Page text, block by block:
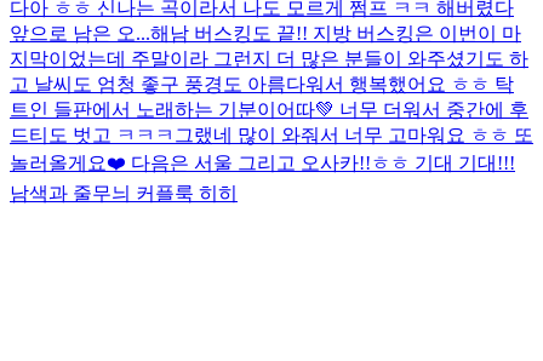
다아 ㅎㅎ 신나는 곡이라서 나도 모르게 쩜프 ㅋㅋ 해버렸다
앞으로 남은 오...해남 버스킹도 끝!! 지방 버스킹은 이번이 마
지막이었는데 주말이라 그런지 더 많은 분들이 와주셨기도 하
고 날씨도 엄청 좋구 풍경도 아름다워서 행복했어요 ㅎㅎ 탁
트인 들판에서 노래하는 기분이어따💚 너무 더워서 중간에 후
드티도 벗고 ㅋㅋㅋ그랬네 많이 와줘서 너무 고마워요 ㅎㅎ 또
놀러올게요❤️ 다음은 서울 그리고 오사카!!ㅎㅎ 기대 기대!!!
남색과 줄무늬 커플룩 히히